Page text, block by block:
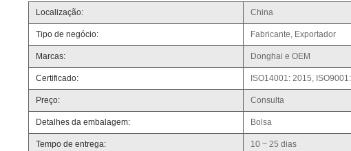
Localização: China
Tipo de negócio: Fabricante, Exportador
Marcas: Donghai e OEM
Certificado: ISO14001: 2015,
Preço: Consulta
Detalhes da embalagem: Bolsa
Tempo de entrega: 10 ~ 25 dias